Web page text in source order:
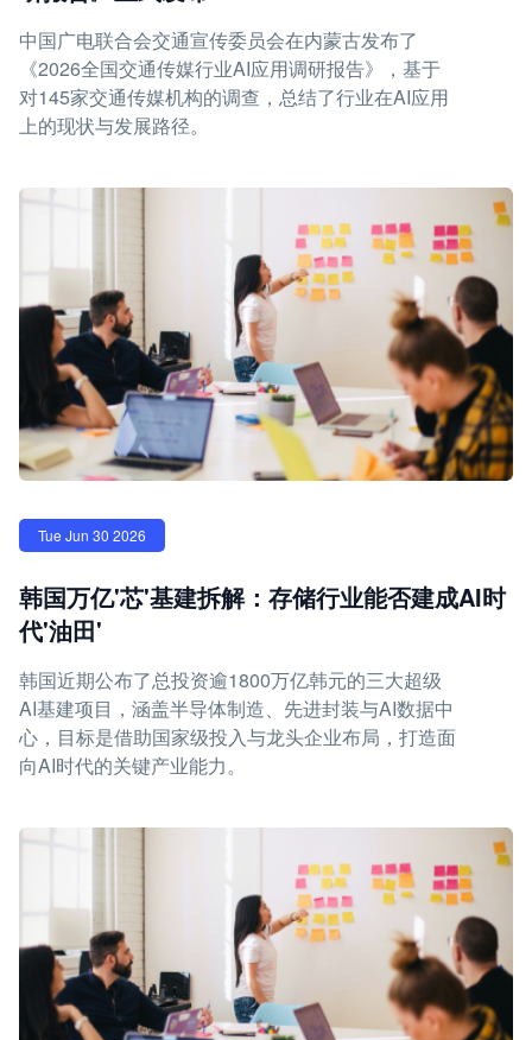
中国广电联合会交通宣传委员会在内蒙古发布了
《2026全国交通传媒行业AI应用调研报告》，基于
对145家交通传媒机构的调查，总结了行业在AI应用
上的现状与发展路径。
Tue Jun 30 2026
韩国万亿'芯'基建拆解：存储行业能否建成AI时
代'油田'
韩国近期公布了总投资逾1800万亿韩元的三大超级
AI基建项目，涵盖半导体制造、先进封装与AI数据中
心，目标是借助国家级投入与龙头企业布局，打造面
向AI时代的关键产业能力。